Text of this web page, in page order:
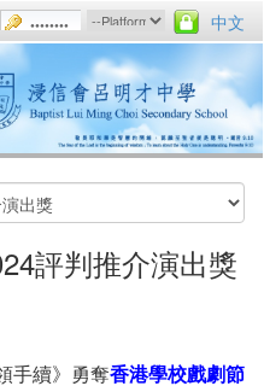
中文
評判推介演出獎
手續》勇奪香港學校戲劇節